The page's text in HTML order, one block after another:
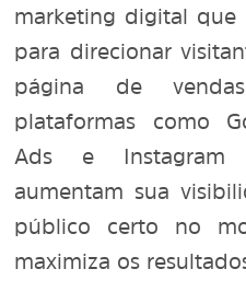
marketing digital que
para direcionar
página de
plataformas como
Ads e Instagram
aumentam sua
público certo no
maximiza os